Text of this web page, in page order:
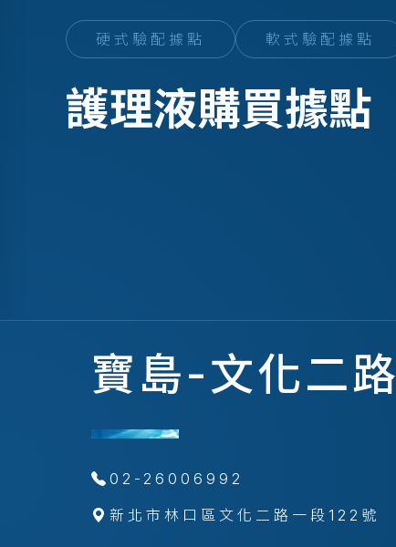
硬式驗配據點 軟式驗配據點
護理液購買據點
寶島-文化二路
02-26006992
新北市林口區文化二路一段122號